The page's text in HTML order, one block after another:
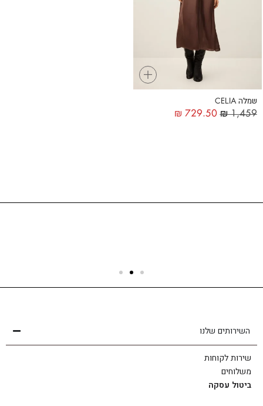
+
שמלה CELIA
₪1,459
₪ 729.50
שירות לקוחות
השירותים שלנו
שירות לקוחות
משלוחים
ביטול עסקה